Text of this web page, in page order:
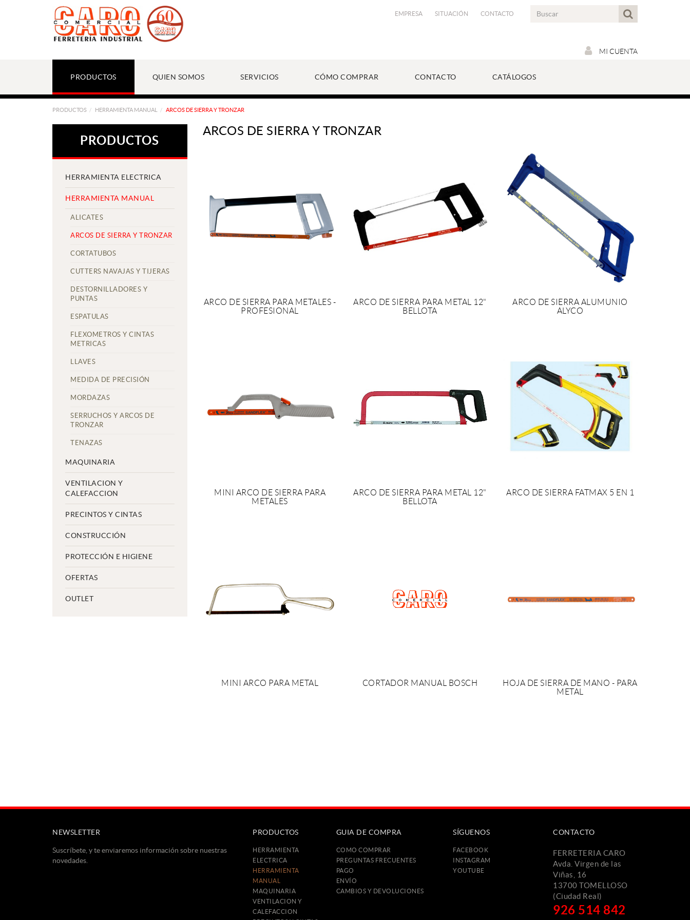
EMPRESA SITUACIÓN CONTACTO
MI CUENTA
PRODUCTOS QUIEN SOMOS SERVICIOS CÓMO COMPRAR CONTACTO CATÁLOGOS
PRODUCTOS HERRAMIENTA MANUAL ARCOS DE SIERRA Y TRONZAR
PRODUCTOS
HERRAMIENTA ELECTRICA
HERRAMIENTA MANUAL
ALICATES
ARCOS DE SIERRA Y TRONZAR
CORTATUBOS
CUTTERS NAVAJAS Y TIJERAS
DESTORNILLADORES Y
PUNTAS
ESPATULAS
FLEXOMETROS Y CINTAS
METRICAS
LLAVES
MEDIDA DE PRECISIÓN
MORDAZAS
SERRUCHOS Y ARCOS DE
TRONZAR
TENAZAS
MAQUINARIA
VENTILACION Y
CALEFACCION
PRECINTOS Y CINTAS
CONSTRUCCIÓN
PROTECCIÓN E HIGIENE
OFERTAS
OUTLET
ARCOS DE SIERRA Y TRONZAR
SOLICITAR PRESUPUESTO
ARCO DE SIERRA PARA METALES -
PROFESIONAL
SOLICITAR PRESUPUESTO
ARCO DE SIERRA PARA METAL 12"
BELLOTA
SOLICITAR PRESUPUESTO
ARCO DE SIERRA ALUMUNIO
ALYCO
SOLICITAR PRESUPUESTO
MINI ARCO DE SIERRA PARA
METALES
SOLICITAR PRESUPUESTO
ARCO DE SIERRA PARA METAL 12"
BELLOTA
ARCO DE SIERRA FATMAX 5 EN 1
MINI ARCO PARA METAL CORTADOR MANUAL BOSCH
SOLICITAR PRESUPUESTO
HOJA DE SIERRA DE MANO - PARA
METAL
NEWSLETTER
Suscríbete, y te enviaremos información sobre nuestras
novedades.
PRODUCTOS
HERRAMIENTA
ELECTRICA
HERRAMIENTA
MANUAL
MAQUINARIA
VENTILACION Y
CALEFACCION
GUIA DE COMPRA
COMO COMPRAR
PREGUNTAS FRECUENTES
PAGO
ENVÍO
CAMBIOS Y DEVOLUCIONES
SÍGUENOS
FACEBOOK
INSTAGRAM
YOUTUBE
CONTACTO
FERRETERIA CARO
Avda. Virgen de las
Viñas, 16
13700 TOMELLOSO
(Ciudad Real)
926 514 842